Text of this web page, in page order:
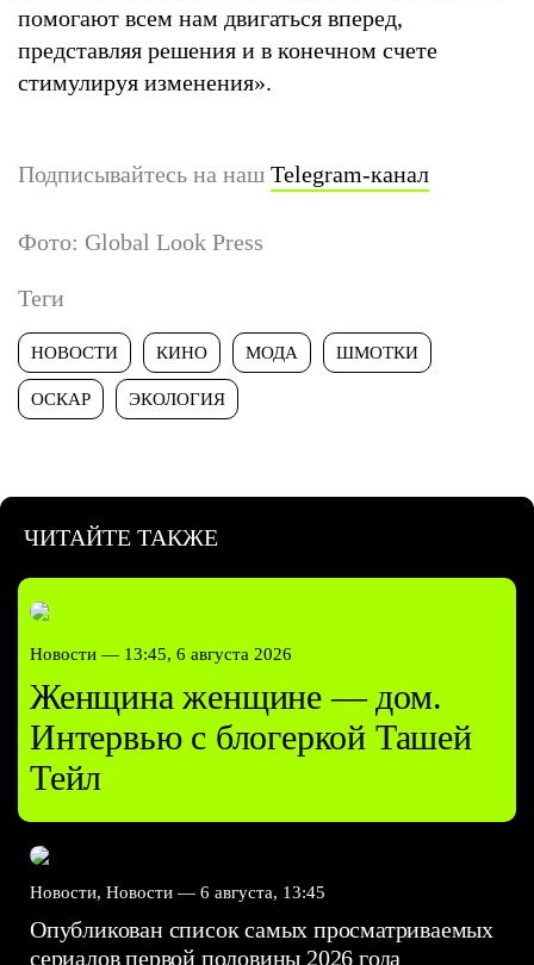
помогают всем нам двигаться вперед,
представляя решения и в конечном счете
стимулируя изменения».
Подписывайтесь на наш Telegram-канал
Фото: Global Look Press
Теги
НОВОСТИ КИНО МОДА ШМОТКИ
ОСКАР ЭКОЛОГИЯ
ЧИТАЙТЕ ТАКЖЕ
Новости — 13:45, 6 августа 2026
Женщина женщине — дом.
Интервью с блогеркой Ташей
Тейл
Новости, Новости — 6 августа, 13:45
Опубликован список самых просматриваемых
сериалов первой половины 2026 года